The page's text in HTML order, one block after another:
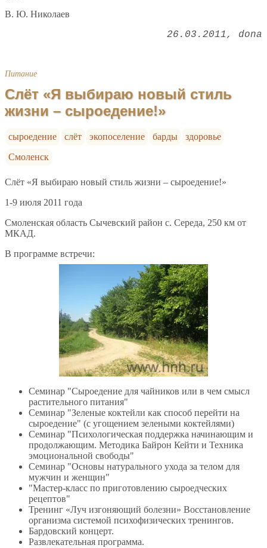
В. Ю. Николаев
26.03.2011 dona
Питание
Слёт «Я выбираю новый стиль
жизни – сыроедение!»
сыроедение слёт экопоселение барды
здоровье
Смоленск
Слёт «Я выбираю новый стиль жизни – сыроедение!»
1-9 июля 2011 года
Смоленская область Сычевский район с. Середа, 250 км от
МКАД.
В программе встречи:
Семинар "Сыроедение для чайников или в чем смысл
растительного питания"
Семинар "Зеленые коктейли как способ перейти на
сыроедение" (с угощением зелеными коктейлями)
Семинар "Психологическая поддержка начинающим и
продолжающим. Методика Байрон Кейти и Техника
эмоциональной свободы"
Семинар "Основы натурального ухода за телом для
мужчин и женщин"
"Мастер-класс по приготовлению сыроедческих
рецептов"
Тренинг «Луч изгоняющий болезни» Восстановление
организма системой психофизических тренингов.
Бардовский концерт.
Развлекательная программа.